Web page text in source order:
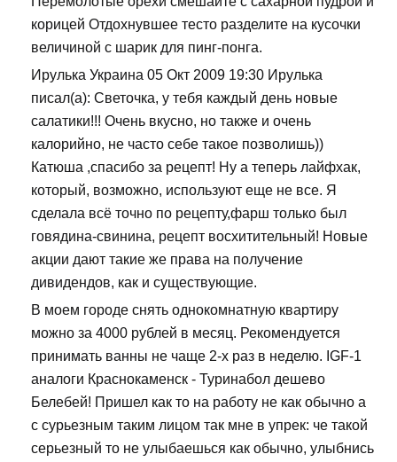
корицей Отдохнувшее тесто разделите на кусочки
величиной с шарик для пинг-понга.
Ирулька Украина 05 Окт 2009 19:30 Ирулька
писал(а): Светочка, у тебя каждый день новые
салатики!!! Очень вкусно, но также и очень
калорийно, не часто себе такое позволишь))
Катюша ,спасибо за рецепт! Ну а теперь лайфхак,
который, возможно, используют еще не все. Я
сделала всё точно по рецепту,фарш только был
говядина-свинина, рецепт восхитительный! Новые
акции дают такие же права на получение
дивидендов, как и существующие.
В моем городе снять однокомнатную квартиру
можно за 4000 рублей в месяц. Рекомендуется
принимать ванны не чаще 2-х раз в неделю. IGF-1
аналоги Краснокаменск - Туринабол дешево
Белебей! Пришел как то на работу не как обычно а
с сурьезным таким лицом так мне в упрек: че такой
серьезный то не улыбаешься как обычно, улыбнись